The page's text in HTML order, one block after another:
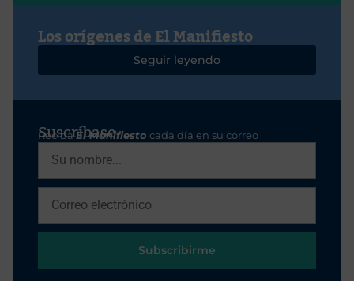
Los orígenes de El Manifiesto
Seguir leyendo
Suscríbase
RecibaEl Manifiesto cada día en su correo
Subscribirme